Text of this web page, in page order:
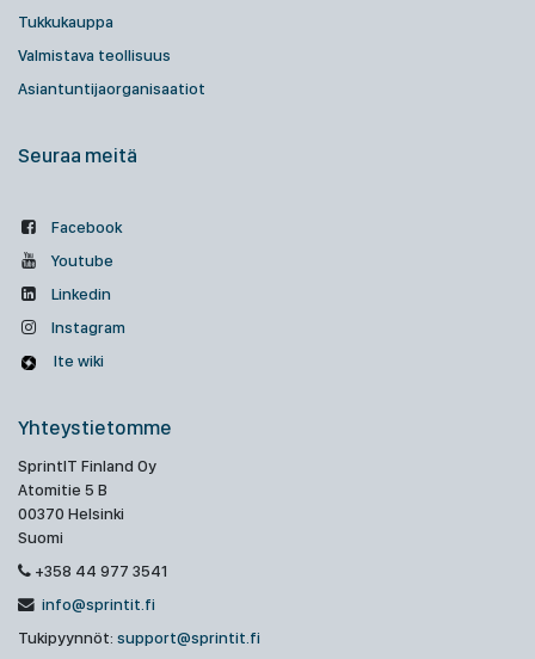
Tukkukauppa
Valmistava teollisuus
Asiantuntijaorganisaatiot
Seuraa meitä
Facebook
Youtube
Linkedin
Instagram
Ite wiki
Yhteystietomme
SprintIT Finland Oy
Atomitie 5 B
00370 Helsinki
Suomi
+358 44 977 3541
info@sprintit.fi
Tukipyynnöt: support@sprintit.fi